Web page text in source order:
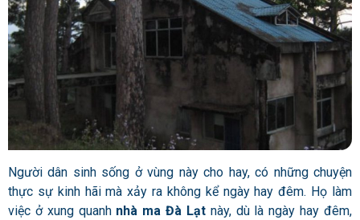
Người dân sinh sống ở vùng này cho hay, có những chuyện
thực sự kinh hãi mà xảy ra không kể ngày hay đêm. Họ làm
việc ở xung quanh nhà ma Đà Lạt này, dù là ngày hay đêm,